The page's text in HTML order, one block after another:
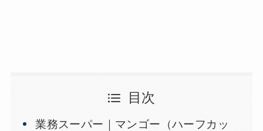
目次
業務スーパー｜マンゴー（ハーフカッ